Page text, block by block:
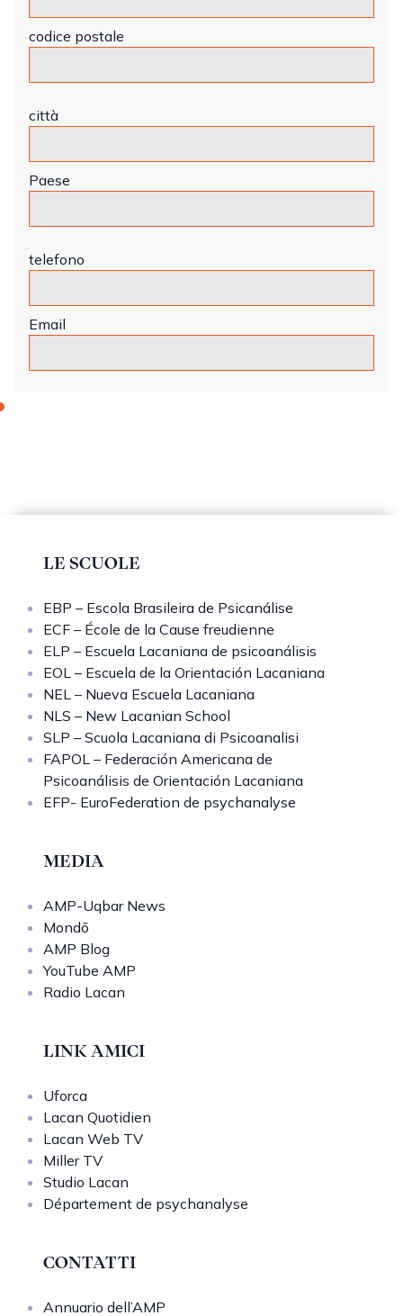
codice postale
città
Paese
telefono
Email
LE SCUOLE
EBP – Escola Brasileira de Psicanálise
ECF – École de la Cause freudienne
ELP – Escuela Lacaniana de psicoanálisis
EOL – Escuela de la Orientación Lacaniana
NEL – Nueva Escuela Lacaniana
NLS – New Lacanian School
SLP – Scuola Lacaniana di Psicoanalisi
FAPOL – Federación Americana de
Psicoanálisis de Orientación Lacaniana
EFP- EuroFederation de psychanalyse
MEDIA
AMP-Uqbar News
Mondō
AMP Blog
YouTube AMP
Radio Lacan
LINK AMICI
Uforca
Lacan Quotidien
Lacan Web TV
Miller TV
Studio Lacan
Département de psychanalyse
CONTATTI
Annuario dell’AMP